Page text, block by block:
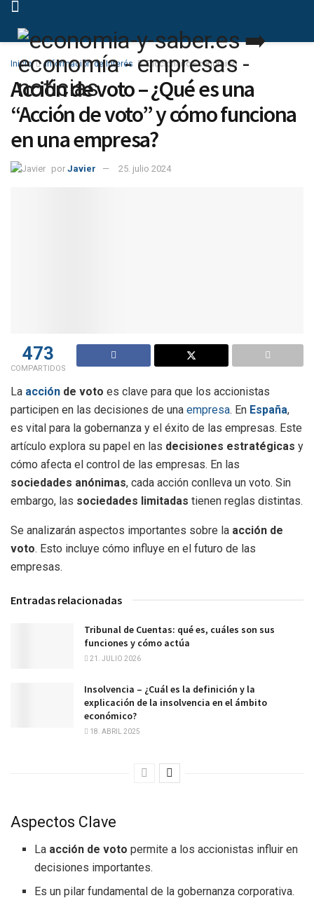
Inicio Información de Interés Diccionario Económico
Acción de voto – ¿Qué es una
“Acción de voto” y cómo funciona
en una empresa?
por Javier 25. julio 2024
473
COMPARTIDOS
La acción de voto es clave para que los accionistas
participen en las decisiones de una empresa. En España,
es vital para la gobernanza y el éxito de las empresas. Este
artículo explora su papel en las decisiones estratégicas y
cómo afecta el control de las empresas. En las
sociedades anónimas, cada acción conlleva un voto. Sin
embargo, las sociedades limitadas tienen reglas distintas.
Se analizarán aspectos importantes sobre la acción de
voto. Esto incluye cómo influye en el futuro de las
empresas.
Entradas relacionadas
Tribunal de Cuentas: qué es, cuáles son sus
funciones y cómo actúa
21. JULIO 2026
Insolvencia – ¿Cuál es la definición y la
explicación de la insolvencia en el ámbito
económico?
18. ABRIL 2025
Aspectos Clave
La acción de voto permite a los accionistas influir en
decisiones importantes.
Es un pilar fundamental de la gobernanza corporativa.